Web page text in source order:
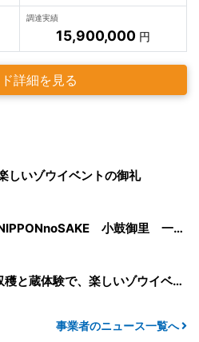
調達実績
15,900,000 円
詳細を見る
しいゾウイベントの御礼
【セキュリテ会員の皆様】NIPPONnoSAKE 小鼓御里 一周年記念イベントを開催します！
今年もやります‼黒枝豆の収穫と蔵体験で、楽しいゾウイベント
事業者のニュース一覧へ